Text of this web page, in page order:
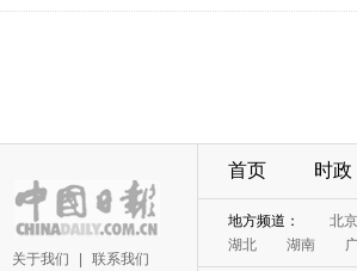
关于我们 联系我们
首页 时政
地方频道： 北京
湖北
湖南